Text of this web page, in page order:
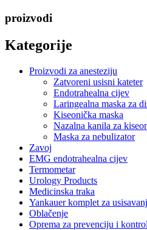
proizvodi
Kategorije
Proizvodi za anesteziju
Zatvoreni usisni kateter
Endotrahealna cijev
Laringealna maska ​​za
Kiseonička maska
Nazalna kanila za
Maska za nebulizator
Zavoj
EMG endotrahealna cijev
Termometar
Urology Products
Medicinska traka
Yankauer komplet za
Oblačenje
Oprema za prevenciju i